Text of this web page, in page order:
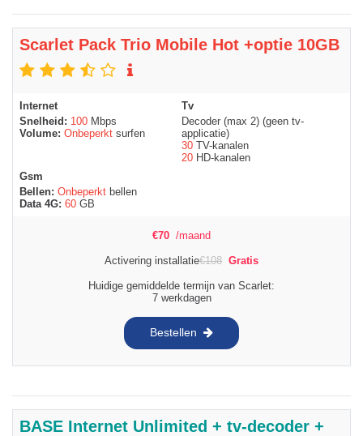
Scarlet Pack Trio Mobile Hot +optie 10GB
Internet
Snelheid: 100 Mbps
Volume: Onbeperkt surfen
Tv
Decoder (max 2) (geen tv-
applicatie)
30 TV-kanalen
20 HD-kanalen
Gsm
Bellen: Onbeperkt bellen
Data 4G: 60 GB
€70 /maand
Activering installatie€108 Gratis
Huidige gemiddelde termijn van Scarlet:
7 werkdagen
Bestellen
BASE Internet Unlimited + tv-decoder +